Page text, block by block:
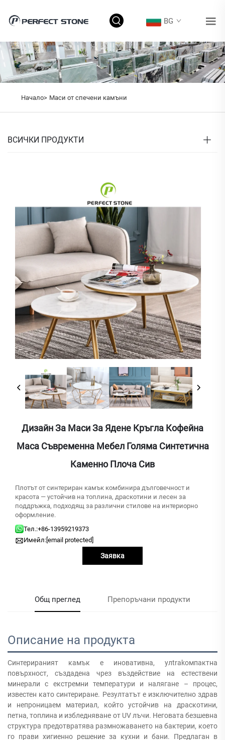
BG
Начало> Маси от спечени камъни
ВСИЧКИ ПРОДУКТИ
Дизайн За Маси За Ядене Кръгла Кофейна
Маса Съвременна Мебел Голяма Синтетична
Каменно Плоча Сив
Плотът от синтериран камък комбинира дълговечност и
красота — устойчив на топлина, драскотини и лесен за
поддръжка, подходящ за различни стилове на интериорно
оформление.
Тел.:+86-13959219373
Имейл: [email protected]
Заявка
Общ преглед Препоръчани продукти
Описание на продукта
Синтерираният камък е иновативна, улtrakомпактна
повърхност, създадена чрез въздействие на естествени
минерали с екстремни температури и налягане – процес,
известен като синтериране. Резултатът е изключително здрав
и непроницаем материал, който устойчив на драскотини,
петна, топлина и избледняване от UV лъчи. Неговата безшевна
структура предотвратява размножаването на бактерии, което
го прави хигиенно решение за кухни и бани. Предлаган в